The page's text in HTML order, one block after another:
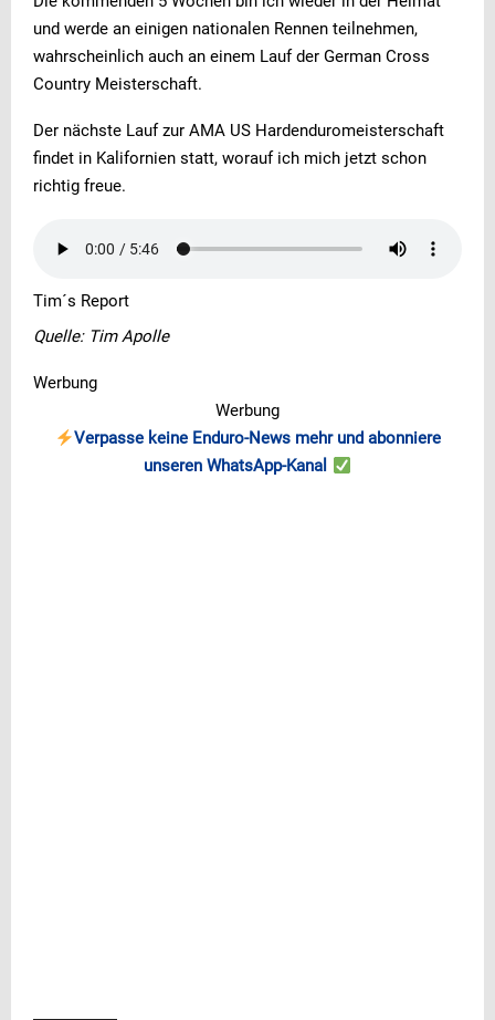
und werde an einigen nationalen Rennen teilnehmen,
wahrscheinlich auch an einem Lauf der German Cross
Country Meisterschaft.
Der nächste Lauf zur AMA US Hardenduromeisterschaft
findet in Kalifornien statt, worauf ich mich jetzt schon
richtig freue.
Tim´s Report
Quelle: Tim Apolle
Werbung
Werbung
Verpasse keine Enduro-News mehr und abonniere
unseren WhatsApp-Kanal